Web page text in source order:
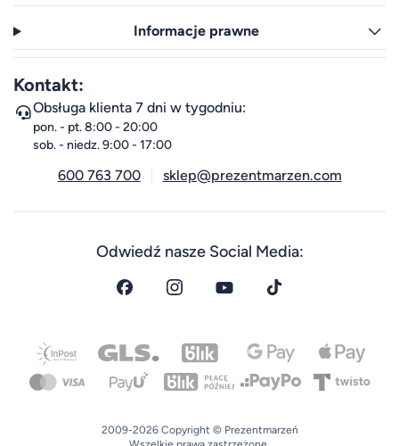
Informacje prawne
Kontakt:
Obsługa klienta 7 dni w tygodniu:
pon. - pt. 8:00 - 20:00
sob. - niedz. 9:00 - 17:00
600 763 700 sklep@prezentmarzen.com
Odwiedź nasze Social Media:
2009-2026 Copyright © Prezentmarzeń